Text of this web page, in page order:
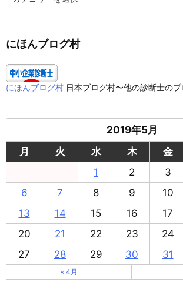
テ
ー
にほんブログ村
にほんブログ村 日本ブログ村〜他の診断士のブ
2019年5月
月
火 水 木 金
1
2 3
6
7 8 9 10
13
14 15 16 17
20
21 22 23 24
27
28 29 30 31
« 4月